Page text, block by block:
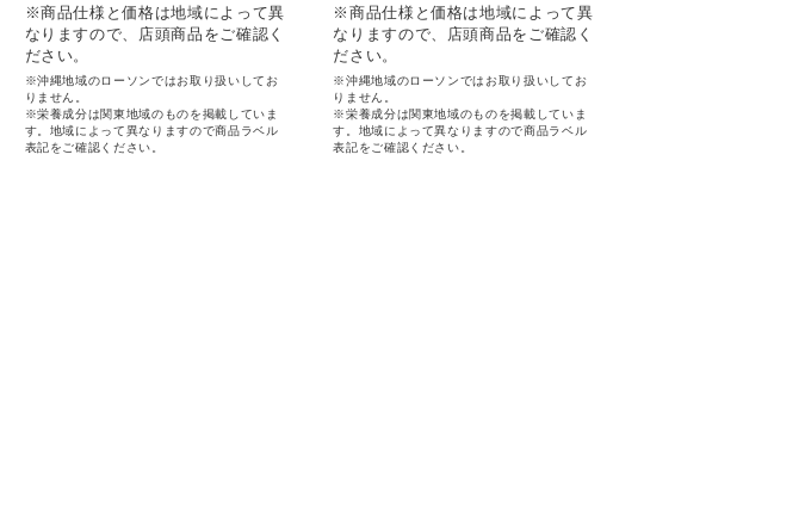
※商品仕様と価格は地域によって異
なりますので、店頭商品をご確認く
ださい。
※沖縄地域のローソンではお取り扱いしてお
りません。
※栄養成分は関東地域のものを掲載していま
す。地域によって異なりますので商品ラベル
表記をご確認ください。
※商品仕様と価格は地域によって異
なりますので、店頭商品をご確認く
ださい。
※沖縄地域のローソンではお取り扱いしてお
りません。
※栄養成分は関東地域のものを掲載していま
す。地域によって異なりますので商品ラベル
表記をご確認ください。